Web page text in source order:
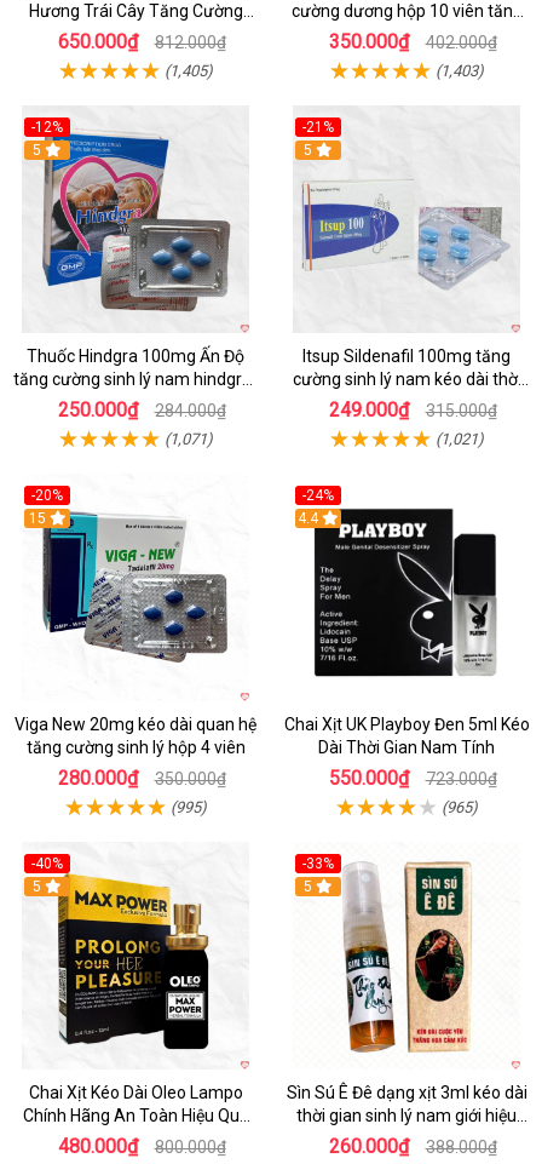
Hương Trái Cây Tăng Cường
Sinh Lý Nam
650.000₫ 812.000₫
(1,405)
cường dương hộp 10 viên tăng
sinh lực
350.000₫ 402.000₫
(1,403)
-12%
5
Thuốc Hindgra 100mg Ấn Độ
tăng cường sinh lý nam hindgra-
100 chống xts cương dương
250.000₫ 284.000₫
(1,071)
-21%
5
Itsup Sildenafil 100mg tăng
cường sinh lý nam kéo dài thời
gian hiệu quả
249.000₫ 315.000₫
(1,021)
-20%
15
Viga New 20mg kéo dài quan hệ
tăng cường sinh lý hộp 4 viên
280.000₫ 350.000₫
(995)
-24%
Hot
4.4
Chai Xịt UK Playboy Đen 5ml Kéo
Dài Thời Gian Nam Tính
550.000₫ 723.000₫
(965)
-40%
5
Chai Xịt Kéo Dài Oleo Lampo
Chính Hãng An Toàn Hiệu Quả
Nam Giới
480.000₫ 800.000₫
-33%
5
Sìn Sú Ê Đê dạng xịt 3ml kéo dài
thời gian sinh lý nam giới hiệu
quả
260.000₫ 388.000₫